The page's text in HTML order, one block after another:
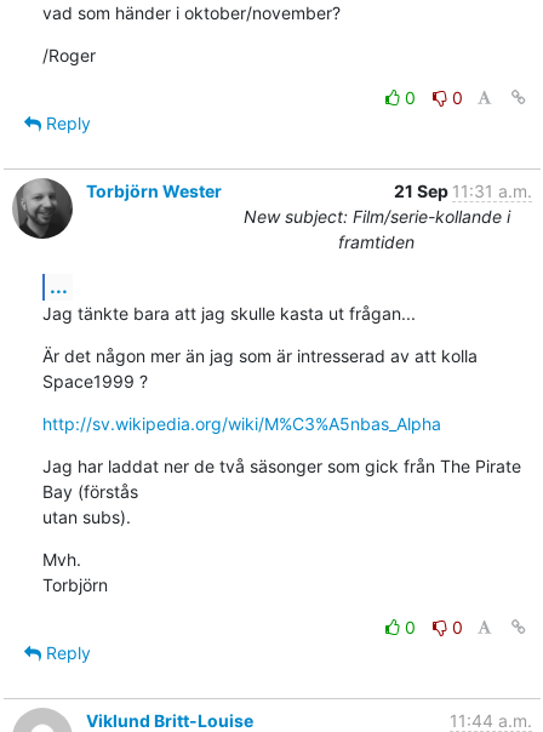
vad som händer i oktober/november?
/Roger
0
0
Reply
Torbjörn Wester 21 Sep 11:31 a.m.
New subject: Film/serie-kollande i
framtiden
...
Jag tänkte bara att jag skulle kasta ut frågan...
Är det någon mer än jag som är intresserad av att kolla
Space1999 ?
http://sv.wikipedia.org/wiki/M%C3%A5nbas_Alpha
Jag har laddat ner de två säsonger som gick från The Pirate
Bay (förstås
utan subs).
Mvh.
Torbjörn
0
0
Reply
Viklund Britt-Louise
11:44 a.m.